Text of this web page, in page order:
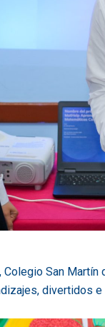
San
divertidos